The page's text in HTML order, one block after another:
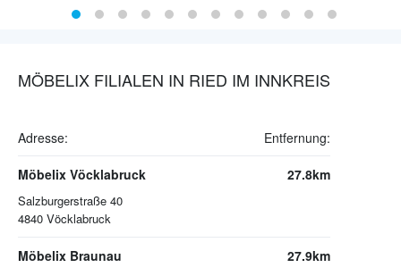
MÖBELIX FILIALEN IN RIED IM INNKREIS
Adresse: Entfernung:
Möbelix Vöcklabruck
Salzburgerstraße 40
4840 Vöcklabruck
27.8km
Möbelix Braunau 27.9km